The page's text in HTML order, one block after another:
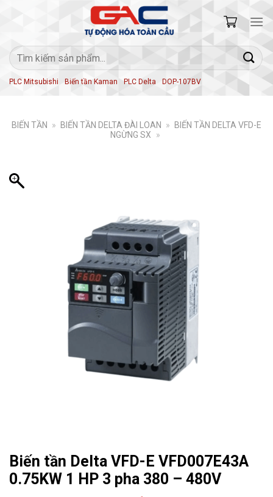
Tìm
kiếm:
PLC Mitsubishi Biến tần Kaman PLC Delta DOP-107BV
BIẾN TẦN » BIẾN TẦN DELTA ĐÀI LOAN »
BIẾN TẦN DELTA VFD-E
NGỪNG SX
»
Biến tần Delta VFD-E VFD007E43A
0.75KW 1 HP 3 pha 380 – 480V